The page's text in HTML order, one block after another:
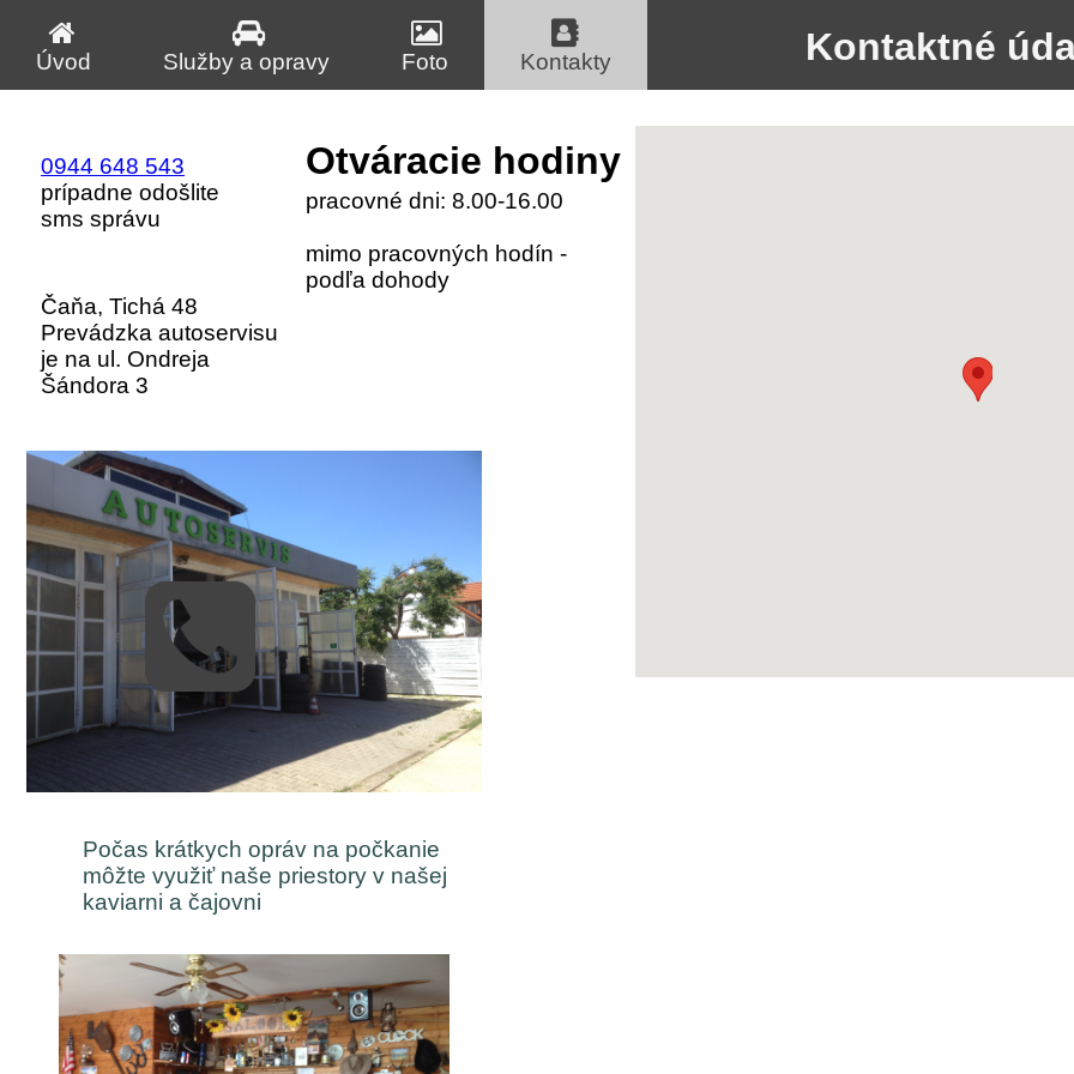
0944 648 543
prípadne odošlite
sms správu
Čaňa, Tichá 48
Prevádzka autoservisu
je na ul. Ondreja
Šándora 3
Počas krátkych opráv na počkanie
môžte využiť naše priestory v našej
kaviarni a čajovni
pracovné dni: 8.00-16.00
mimo pracovných hodín -
podľa dohody
Úvod Služby a opravy Foto Kontakty Kontaktné
Otváracie hodiny